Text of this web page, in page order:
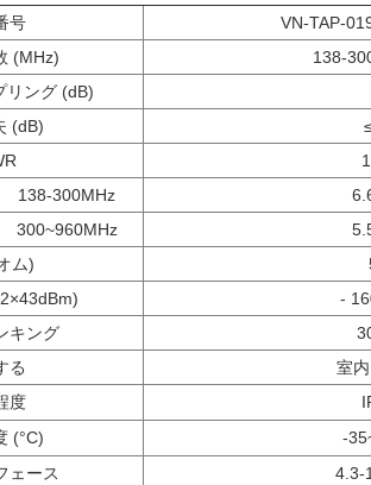
号
VN-TAP-
(MHz)
138-
リング (dB)
(dB)
138-300MHz
300~960MHz
ム)
-
キング
る
室
度
(°C)
-
ェース
4.3-